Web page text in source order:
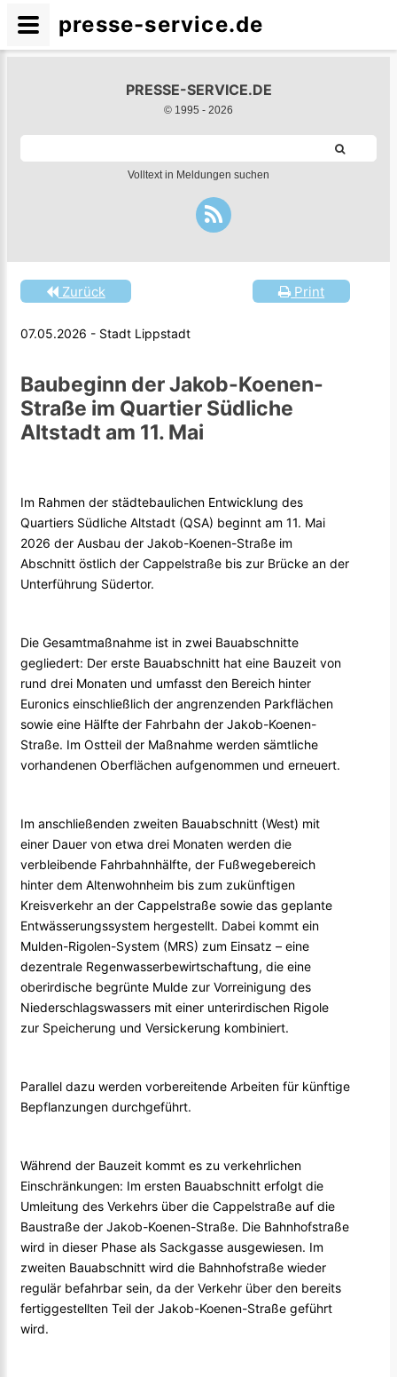
PRESSE-SERVICE.DE
© 1995 - 2026
Volltext in Meldungen suchen
Print
Zurück
07.05.2026 - Stadt Lippstadt
Baubeginn der Jakob-Koenen-
Straße im Quartier Südliche
Altstadt am 11. Mai
Im Rahmen der städtebaulichen Entwicklung des
Quartiers Südliche Altstadt (QSA) beginnt am 11. Mai
2026 der Ausbau der Jakob-Koenen-Straße im
Abschnitt östlich der Cappelstraße bis zur Brücke an der
Unterführung Südertor.
Die Gesamtmaßnahme ist in zwei Bauabschnitte
gegliedert: Der erste Bauabschnitt hat eine Bauzeit von
rund drei Monaten und umfasst den Bereich hinter
Euronics einschließlich der angrenzenden Parkflächen
sowie eine Hälfte der Fahrbahn der Jakob-Koenen-
Straße. Im Ostteil der Maßnahme werden sämtliche
vorhandenen Oberflächen aufgenommen und erneuert.
Im anschließenden zweiten Bauabschnitt (West) mit
einer Dauer von etwa drei Monaten werden die
verbleibende Fahrbahnhälfte, der Fußwegebereich
hinter dem Altenwohnheim bis zum zukünftigen
Kreisverkehr an der Cappelstraße sowie das geplante
Entwässerungssystem hergestellt. Dabei kommt ein
Mulden-Rigolen-System (MRS) zum Einsatz – eine
dezentrale Regenwasserbewirtschaftung, die eine
oberirdische begrünte Mulde zur Vorreinigung des
Niederschlagswassers mit einer unterirdischen Rigole
zur Speicherung und Versickerung kombiniert.
Parallel dazu werden vorbereitende Arbeiten für künftige
Bepflanzungen durchgeführt.
Während der Bauzeit kommt es zu verkehrlichen
Einschränkungen: Im ersten Bauabschnitt erfolgt die
Umleitung des Verkehrs über die Cappelstraße auf die
Baustraße der Jakob-Koenen-Straße. Die Bahnhofstraße
wird in dieser Phase als Sackgasse ausgewiesen. Im
zweiten Bauabschnitt wird die Bahnhofstraße wieder
regulär befahrbar sein, da der Verkehr über den bereits
fertiggestellten Teil der Jakob-Koenen-Straße geführt
wird.
presse-service.de